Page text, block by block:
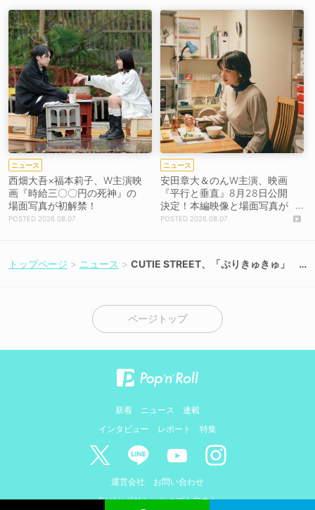
ニュース
西畑大吾×福本莉子、W主演映
画『時給三〇〇円の死神』の
場面写真が初解禁！
2026.08.07
ニュース
安田章大＆のんW主演、映画
『平行と垂直』8月28日公開
決定！本編映像と場面写真が
初解禁！2026.08.07
トップページ ニュース
CUTIE STREET、「ぷりきゅきゅ」
ページトップ
新着 ニュース
連載
インタビュー
レポート 特集
運営会社
お問い合わせ
Cookieポリシーとオプトアウト